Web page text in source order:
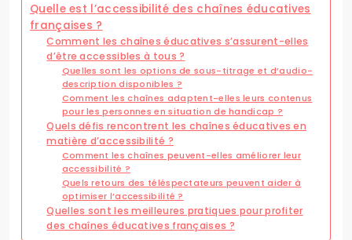
Quelle est l’accessibilité des chaînes éducatives
françaises ?
Comment les chaînes éducatives s’assurent-elles
d’être accessibles à tous ?
Quelles sont les options de sous-titrage et d’audio-
description disponibles ?
Comment les chaînes adaptent-elles leurs contenus
pour les personnes en situation de handicap ?
Quels défis rencontrent les chaînes éducatives en
matière d’accessibilité ?
Comment les chaînes peuvent-elles améliorer leur
accessibilité ?
Quels retours des téléspectateurs peuvent aider à
optimiser l’accessibilité ?
Quelles sont les meilleures pratiques pour profiter
des chaînes éducatives françaises ?